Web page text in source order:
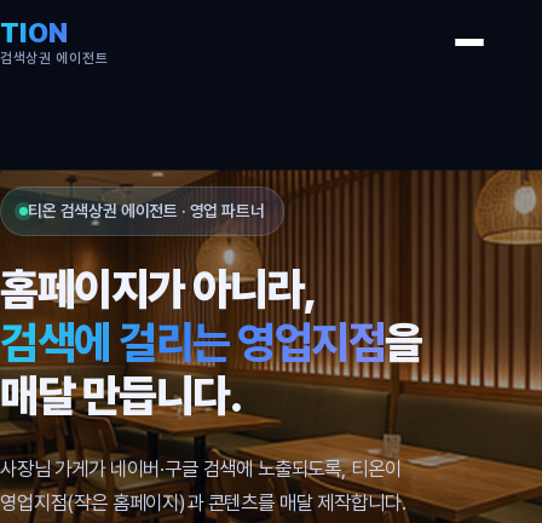
TION
검색상권 에이전트
티온 검색상권 에이전트 · 영업 파트너
홈페이지가 아니라,
검색에 걸리는 영업지점을
매달 만듭니다.
사장님 가게가 네이버·구글 검색에 노출되도록, 티온이
영업지점(작은 홈페이지)과 콘텐츠를 매달 제작합니다.